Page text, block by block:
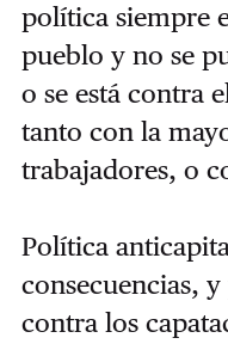
política siempre
pueblo y no se
o se está contra
tanto con la
trabajadores, o
Política
consecuencias,
contra los